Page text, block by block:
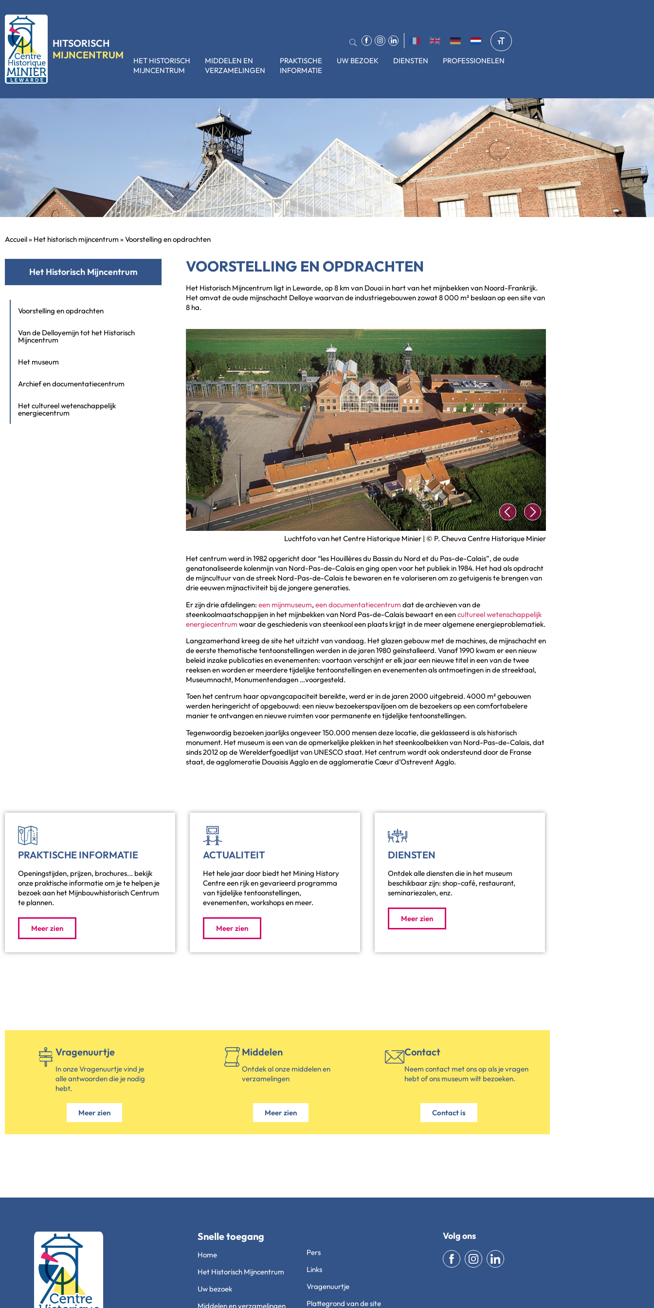
HITSORISCH
MIJNCENTRUM
HET HISTORISCH
MIJNCENTRUM
MIDDELEN EN
VERZAMELINGEN
PRAKTISCHE
INFORMATIE
UW BEZOEK DIENSTEN PROFESSIONELEN
Accueil» Het historisch mijncentrum »Voorstelling en opdrachten
Het Historisch Mijncentrum
Voorstelling en opdrachten
Van de Delloyemijn tot het Historisch
Mijncentrum
Het museum
Archief en documentatiecentrum
Het cultureel wetenschappelijk
energiecentrum
VOORSTELLING EN OPDRACHTEN
Het Historisch Mijncentrum ligt in Lewarde, op 8 km van Douai in hart van het mijnbekken van Noord-Frankrijk.
Het omvat de oude mijnschacht Delloye waarvan de industriegebouwen zowat 8 000 m² beslaan op een site van
8 ha.
Luchtfoto van het Centre Historique Minier | © P. Cheuva Centre Historique Minier
Het centrum werd in 1982 opgericht door “les Houillères du Bassin du Nord et du Pas-de-Calais”, de oude
genatonaliseerde kolenmijn van Nord-Pas-de-Calais en ging open voor het publiek in 1984. Het had als opdracht
de mijncultuur van de streek Nord-Pas-de-Calais te bewaren en te valoriseren om zo getuigenis te brengen van
drie eeuwen mijnactiviteit bij de jongere generaties.
Er zijn drie afdelingen: een mijnmuseum, een documentatiecentrum dat de archieven van de
steenkoolmaatschappijen in het mijnbekken van Nord Pas-de-Calais bewaart en eencultureel wetenschappelijk
energiecentrum waar de geschiedenis van steenkool een plaats krijgt in de meer algemene energieproblematiek.
Langzamerhand kreeg de site het uitzicht van vandaag. Het glazen gebouw met de machines, de mijnschacht en
de eerste thematische tentoonstellingen werden in de jaren 1980 geïnstalleerd. Vanaf 1990 kwam er een nieuw
beleid inzake publicaties en evenementen: voortaan verschijnt er elk jaar een nieuwe titel in een van de twee
reeksen en worden er meerdere tijdelijke tentoonstellingen en evenementen als ontmoetingen in de streektaal,
Museumnacht, Monumentendagen …voorgesteld.
Toen het centrum haar opvangcapaciteit bereikte, werd er in de jaren 2000 uitgebreid. 4000 m² gebouwen
werden heringericht of opgebouwd: een nieuw bezoekerspaviljoen om de bezoekers op een comfortabelere
manier te ontvangen en nieuwe ruimten voor permanente en tijdelijke tentoonstellingen.
Tegenwoordig bezoeken jaarlijks ongeveer 150.000 mensen deze locatie, die geklasseerd is als historisch
monument. Het museum is een van de opmerkelijke plekken in het steenkoolbekken van Nord-Pas-de-Calais, dat
sinds 2012 op de Werelderfgoedlijst van UNESCO staat. Het centrum wordt ook ondersteund door de Franse
staat, de agglomeratie Douaisis Agglo en de agglomeratie Cœur d’Ostrevent Agglo.
PRAKTISCHE INFORMATIE
Openingstijden, prijzen, brochures... bekijk
onze praktische informatie om je te helpen je
bezoek aan het Mijnbouwhistorisch Centrum
te plannen.
Meer zien
ACTUALITEIT
Het hele jaar door biedt het Mining History
Centre een rijk en gevarieerd programma
van tijdelijke tentoonstellingen,
evenementen, workshops en meer.
Meer zien
DIENSTEN
Ontdek alle diensten die in het museum
beschikbaar zijn: shop-café, restaurant,
seminariezalen, enz.
Meer zien
Vragenuurtje
In onze Vragenuurtje vind je
alle antwoorden die je nodig
hebt.
Meer zien
Middelen
Ontdek al onze middelen en
verzamelingen
Meer zien
Contact
Neem contact met ons op als je vragen
hebt of ons museum wilt bezoeken.
Contact is
Snelle toegang
Home
Het Historisch Mijncentrum
Uw bezoek
Middelen en verzamelingen
Pers
Links
Vragenuurtje
Plattegrond van de site
Volg ons